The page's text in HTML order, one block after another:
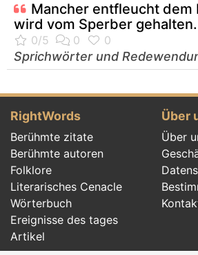
Mancher entfleucht dem
wird vom Sperber gehalten.
Sprichwörter und
RightWords
Berühmte zitate
Berühmte autoren
Folklore
Literarisches Cenacle
Wörterbuch
Ereignisse des tages
Artikel
Über
Über